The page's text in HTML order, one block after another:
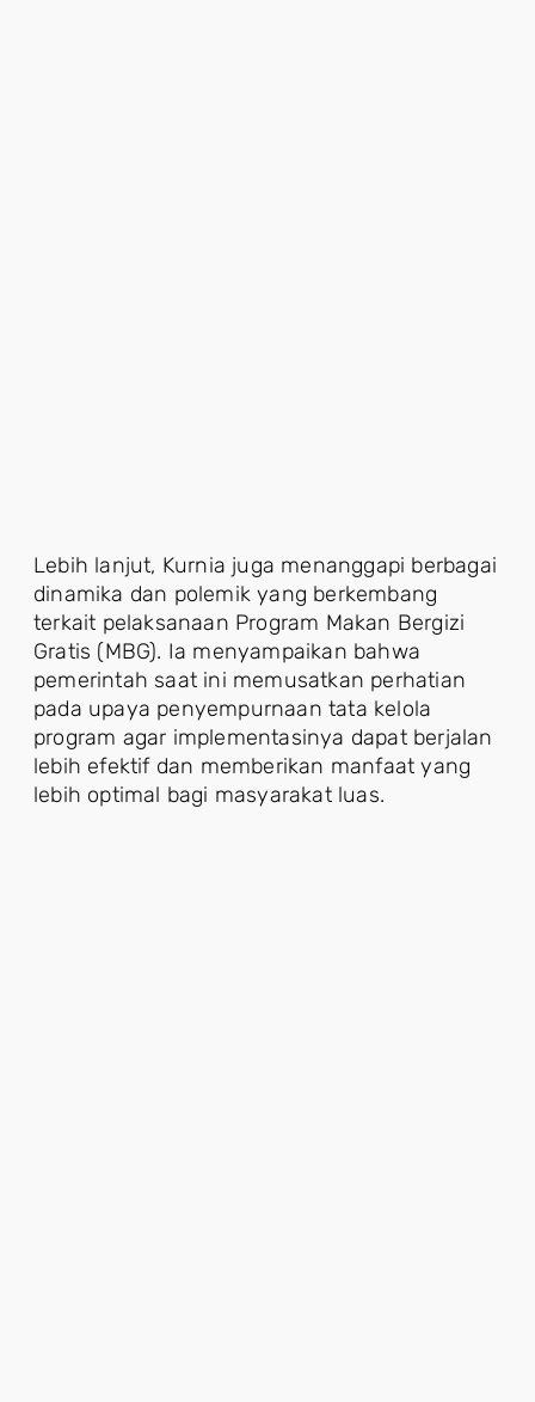
Lebih lanjut, Kurnia juga menanggapi berbagai
dinamika dan polemik yang berkembang
terkait pelaksanaan Program Makan Bergizi
Gratis (MBG). Ia menyampaikan bahwa
pemerintah saat ini memusatkan perhatian
pada upaya penyempurnaan tata kelola
program agar implementasinya dapat berjalan
lebih efektif dan memberikan manfaat yang
lebih optimal bagi masyarakat luas.